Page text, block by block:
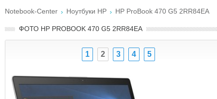
Notebook-Center Ноутбуки HP HP ProBook 470 G5 2RR84EA
ФОТО HP PROBOOK 470 G5 2RR84EA
1 2 3 4 5